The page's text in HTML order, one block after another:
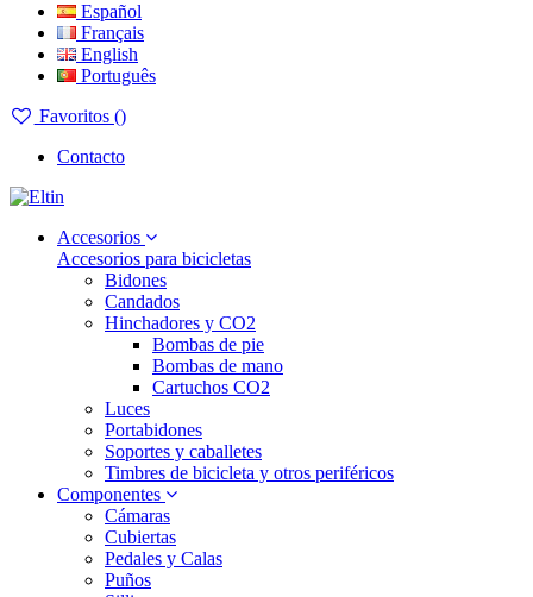
Español
Français
English
Português
Favoritos ()
Contacto
Accesorios
Accesorios para bicicletas
Bidones
Candados
Hinchadores y CO2
Bombas de pie
Bombas de mano
Cartuchos CO2
Luces
Portabidones
Soportes y caballetes
Timbres de bicicleta y otros periféricos
Componentes
Cámaras
Cubiertas
Pedales y Calas
Puños